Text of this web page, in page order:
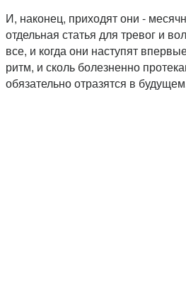
И, наконец, приходят они -
отдельная статья для тревог и
все, и когда они наступят
ритм, и сколь болезненно
обязательно отразятся в